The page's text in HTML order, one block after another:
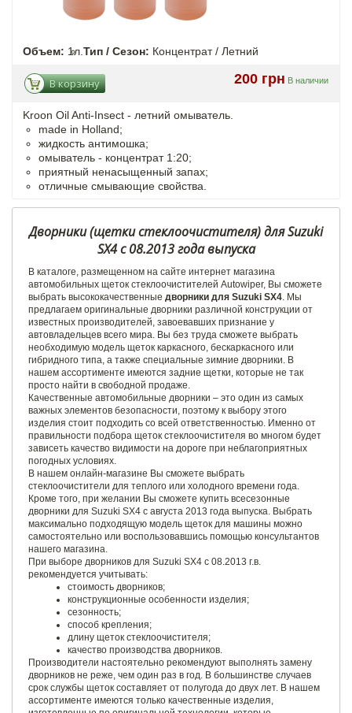
Объем: 1л. Тип / Сезон: Концентрат / Летний
200 грн В наличии
В корзину
Kroon Oil Anti-Insect - летний омыватель.
made in Holland;
жидкость антимошка;
омыватель - концентрат 1:20;
приятный ненасыщенный запах;
отличные смывающие свойства.
Дворники (щетки стеклоочистителя) для Suzuki
SX4 с 08.2013 года выпуска
В каталоге, размещенном на сайте интернет магазина
автомобильных щеток стеклоочистителей Autowiper, Вы сможете
выбрать высококачественные дворники для Suzuki SX4. Мы
предлагаем оригинальные дворники различной конструкции от
известных производителей, завоевавших признание у
автовладельцев всего мира. Вы без труда сможете выбрать
необходимую модель щеток каркасного, бескаркасного или
гибридного типа, а также специальные зимние дворники. В
нашем ассортименте имеются задние щетки, которые не так
просто найти в свободной продаже.
Качественные автомобильные дворники – это один из самых
важных элементов безопасности, поэтому к выбору этого
изделия стоит подходить со всей ответственностью. Именно от
правильности подбора щеток стеклоочистителя во многом будет
зависеть качество видимости на дороге при неблагоприятных
погодных условиях.
В нашем онлайн-магазине Вы сможете выбрать
стеклоочистители для теплого или холодного времени года.
Кроме того, при желании Вы сможете купить всесезонные
дворники для Suzuki SX4 с августа 2013 года выпуска. Выбрать
максимально подходящую модель щеток для машины можно
самостоятельно или воспользовавшись помощью консультантов
нашего магазина.
При выборе дворников для Suzuki SX4 с 08.2013 г.в.
рекомендуется учитывать:
стоимость дворников;
конструкционные особенности изделия;
сезонность;
способ крепления;
длину щеток стеклоочистителя;
качество производства дворников.
Производители настоятельно рекомендуют выполнять замену
дворников не реже, чем один раз в год. В большинстве случаев
срок службы щеток составляет от полугода до двух лет. В нашем
ассортименте имеются только качественные изделия,